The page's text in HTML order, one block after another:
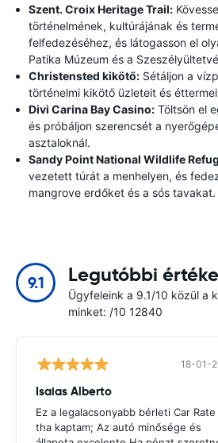
Szent. Croix Heritage Trail:
történelmének, kultúrájának és
felfedezéséhez, és látogasson el
Patika Múzeum és a
Christensted kikötő: Sétáljon a
történelmi kikötő üzleteit és
Divi Carina Bay Casino: Töltsön el
és próbáljon szerencsét a
asztaloknál.
Sandy Point National Wildlife
vezetett túrát a menhelyen, és
mangrove erdőket és a sós tavakat.
9.1 Legutóbbi
Ügyfeleink a 9.1/10 közül a
minket: /10 12840
18-01-
Isaias Alberto
Ez a legalacsonyabb bérleti Car Rate
tha kaptam; Az autó minősége és